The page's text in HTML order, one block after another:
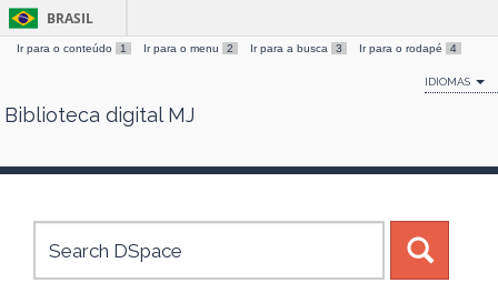
Skip
BRASIL
Ir para o conteúdo 1 Ir para o menu 2 Ir para a busca 3 Ir para o rodapé 4
IDIOMAS
Biblioteca digital MJ